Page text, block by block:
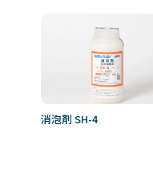
消泡剤 SH-4